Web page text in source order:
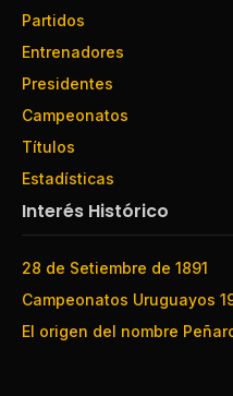
Partidos
Entrenadores
Presidentes
Campeonatos
Títulos
Estadísticas
Interés Histórico
28 de Setiembre de 1891
Campeonatos Uruguayos
El origen del nombre